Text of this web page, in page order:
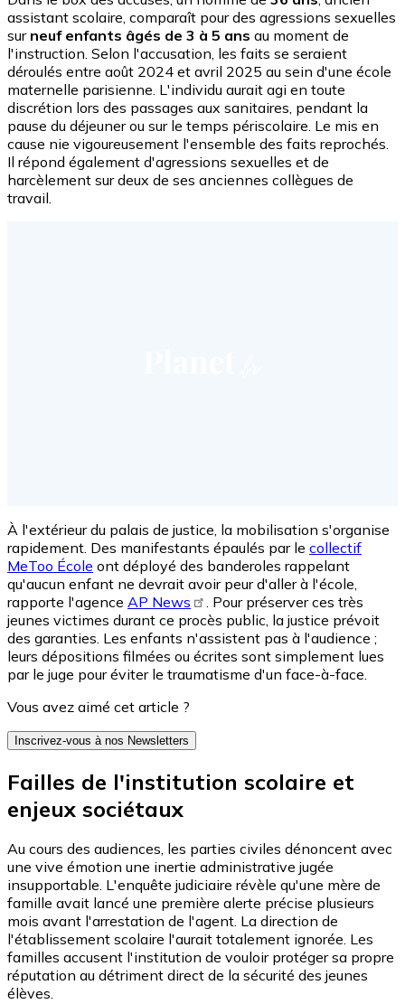
assistant scolaire, comparaît pour des agressions sexuelles
sur neuf enfants âgés de 3 à 5 ans au moment de
l'instruction. Selon l'accusation, les faits se seraient
déroulés entre août 2024 et avril 2025 au sein d'une école
maternelle parisienne. L'individu aurait agi en toute
discrétion lors des passages aux sanitaires, pendant la
pause du déjeuner ou sur le temps périscolaire. Le mis en
cause nie vigoureusement l'ensemble des faits reprochés.
Il répond également d'agressions sexuelles et de
harcèlement sur deux de ses anciennes collègues de
travail.
À l'extérieur du palais de justice, la mobilisation s'organise
rapidement. Des manifestants épaulés par le collectif
MeToo École ont déployé des banderoles rappelant
qu'aucun enfant ne devrait avoir peur d'aller à l'école,
rapporte l'agence AP News
. Pour préserver ces très
jeunes victimes durant ce procès public, la justice prévoit
des garanties. Les enfants n'assistent pas à l'audience ;
leurs dépositions filmées ou écrites sont simplement lues
par le juge pour éviter le traumatisme d'un face-à-face.
Vous avez aimé cet article ?
Inscrivez-vous à nos Newsletters
Failles de l'institution scolaire et
enjeux sociétaux
Au cours des audiences, les parties civiles dénoncent avec
une vive émotion une inertie administrative jugée
insupportable. L'enquête judiciaire révèle qu'une mère de
famille avait lancé une première alerte précise plusieurs
mois avant l'arrestation de l'agent. La direction de
l'établissement scolaire l'aurait totalement ignorée. Les
familles accusent l'institution de vouloir protéger sa propre
réputation au détriment direct de la sécurité des jeunes
élèves.